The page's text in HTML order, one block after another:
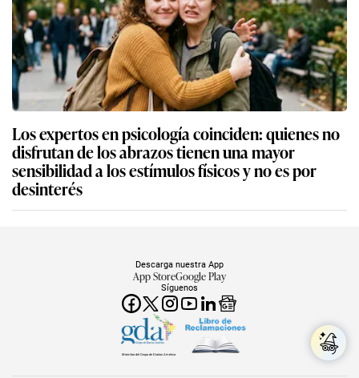
Los expertos en psicología coinciden: quienes no
disfrutan de los abrazos tienen una mayor
sensibilidad a los estímulos físicos y no es por
desinterés
Síguenos
Descarga nuestra App
App StoreGoogle Play
Miembro del Grupo de Diarios América